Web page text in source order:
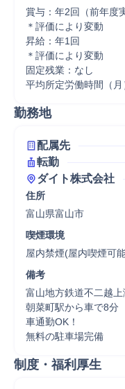
賞与：年2回（前年度
＊評価により変動
昇給：年1回
＊評価により変動
固定残業：なし
平均所定労働時間（月
勤務地
配属先
転勤
ダイト株式会社
住所
富山県富山市
喫煙環境
屋内禁煙(屋内喫煙可
備考
富山地方鉄道不二越上
朝菜町駅から車で8分
車通勤OK！
無料の駐車場完備
制度・福利厚生